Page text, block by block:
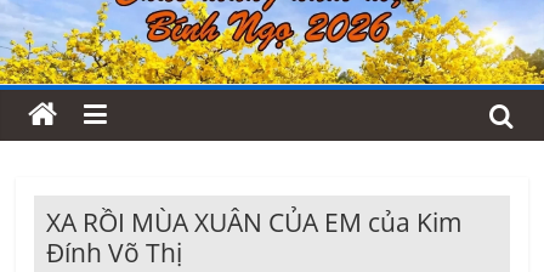
XA RỒI MÙA XUÂN CỦA EM của Kim
Đính Võ Thị